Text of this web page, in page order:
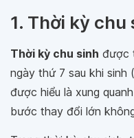
1. Thời kỳ chu
Thời kỳ chu sinh được
ngày thứ 7 sau khi sinh
được hiểu là xung
bước thay đổi lớn